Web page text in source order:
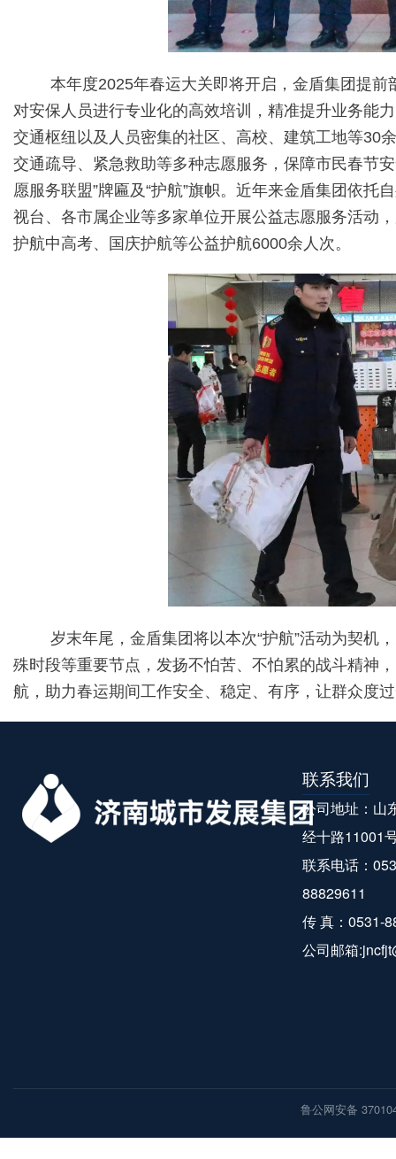
本年度2025年春运大关即将开启，金盾集团提
对安保人员进行专业化的高效培训，精准提升业务能
交通枢纽以及人员密集的社区、高校、建筑工地等30
交通疏导、紧急救助等多种志愿服务，保障市民春节
愿服务联盟”牌匾及“护航”旗帜。近年来金盾集团依
视台、各市属企业等多家单位开展公益志愿服务活动
护航中高考、国庆护航等公益护航6000余人次。
岁末年尾，金盾集团将以本次“护航”活动为契机
殊时段等重要节点，发扬不怕苦、不怕累的战斗精神
航，助力春运期间工作安全、稳定、有序，让群众度
联系我们
公司地址：山
经十路11001
联系电话：
88829611
传 真：0531-
公司邮箱
鲁公网安备